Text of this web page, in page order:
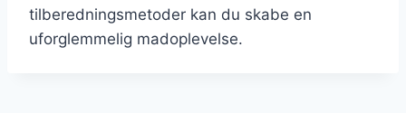
tilberedningsmetoder kan du skabe en
uforglemmelig madoplevelse.